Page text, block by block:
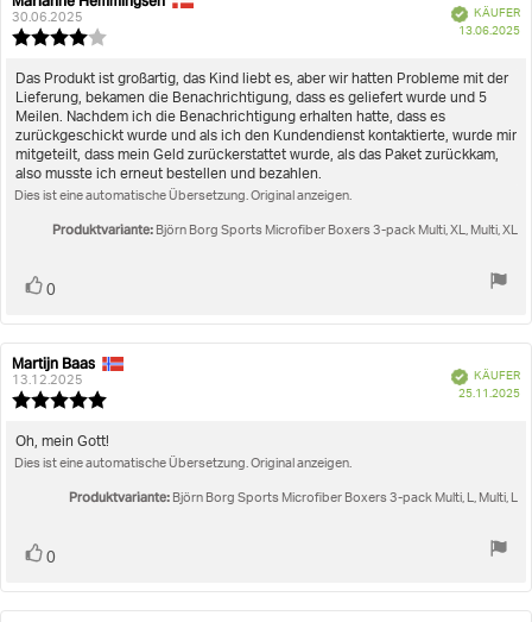
der
Rezension:
30.06.2025
von
5
Sternen
VerifiziertKÄUFER
13.06.2025
Rezensionstext:
Das Produkt ist großartig, das Kind liebt es, aber wir hatten Probleme mit der
Lieferung, bekamen die Benachrichtigung, dass es geliefert wurde und 5
Meilen. Nachdem ich die Benachrichtigung erhalten hatte, dass es
zurückgeschickt wurde und als ich den Kundendienst kontaktierte, wurde mir
mitgeteilt, dass mein Geld zurückerstattet wurde, als das Paket zurückkam,
also musste ich erneut bestellen und bezahlen.
Dies ist eine automatische Übersetzung. Original anzeigen.
Produktvariante: Björn Borg Sports Microfiber Boxers 3-pack Multi, XL, Multi, XL
Stimme
0
Autor
der
Rezension:
Martijn Baas
13.12.2025
von
VerifiziertKÄUFER
25.11.2025
Rezensionstext:
Oh, mein Gott!
Dies ist eine automatische Übersetzung. Original anzeigen.
Produktvariante: Björn Borg Sports Microfiber Boxers 3-pack Multi, L, Multi, L
Stimme
0